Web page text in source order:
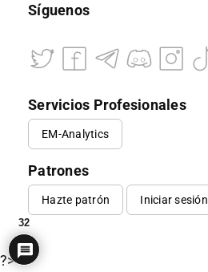
Síguenos
Servicios Profesionales
EM-Analytics
Patrones
Hazte patrón Iniciar sesión
32
?>